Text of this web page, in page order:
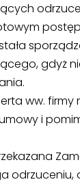
gdyż
ww.
i